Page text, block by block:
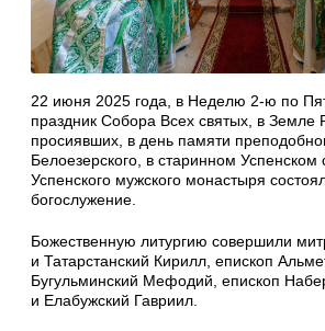
22 июня 2025 года, в Неделю 2-ю по
праздник Собора Всех святых, в Земле
просиявших, в день памяти
Белоезерского, в старинном Успенском
Успенского мужского монастыря
богослужение.
Божественную литургию совершили
и Татарстанский Кирилл, епископ
Бугульминский Мефодий, епископ
и Елабужский Гавриил.